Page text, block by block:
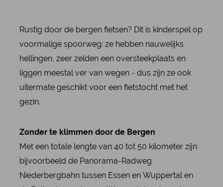
Rustig door de bergen fietsen? Dit is kinderspel op
voormalige spoorweg: ze hebben nauwelijks
hellingen, zeer zelden een oversteekplaats en
liggen meestal ver van wegen - dus zijn ze ook
uitermate geschikt voor een fietstocht met het
gezin.
Zonder te klimmen door de Bergen
Met een totale lengte van 40 tot 50 kilometer zijn
bijvoorbeeld de Panorama-Radweg
Niederbergbahn tussen Essen en Wuppertal en